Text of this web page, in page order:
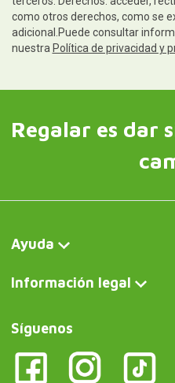
como otros derechos, como se
adicional.Puede consultar
nuestra Política de privacidad y
Regalar es dar
Ayuda
Información legal
Síguenos